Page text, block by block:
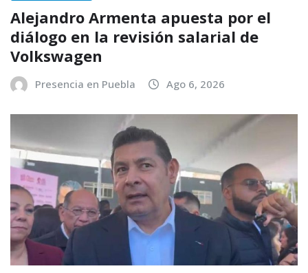
Alejandro Armenta apuesta por el
diálogo en la revisión salarial de
Volkswagen
Presencia en Puebla Ago 6, 2026